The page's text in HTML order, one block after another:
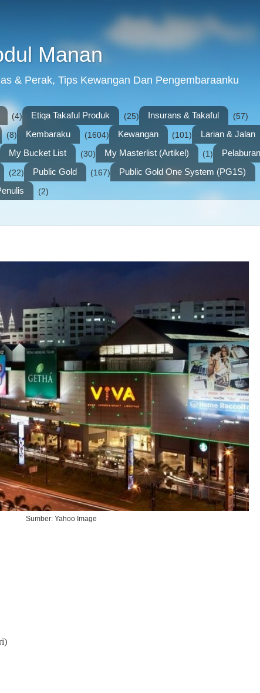
Manan
& Perak, Tips Kewangan Dan Pengembaraanku
(4) Etiqa Takaful Produk (25) Insurans & Takaful (57)
(8) Kembaraku (1604) Kewangan (101) Larian & Jalan
My Bucket List (30) My Masterlist (Artikel) (1)
(22) Public Gold (167) Public Gold One System (PG1S)
(2)
Sumber: Yahoo Image